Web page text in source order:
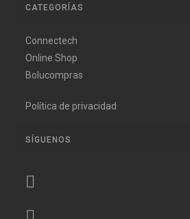
CATEGORÍAS
Connectech
Online Shop
Bolucompras
Política de privacidad
SÍGUENOS